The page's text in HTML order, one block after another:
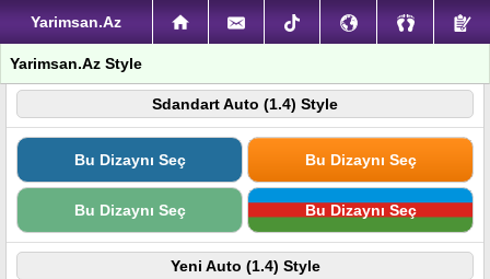
Yarimsan.Az
Yarimsan.Az Style
Sdandart Auto (1.4) Style
Bu Dizaynı Seç Bu Dizaynı Seç
Bu Dizaynı Seç Bu Dizaynı Seç
Yeni Auto (1.4) Style